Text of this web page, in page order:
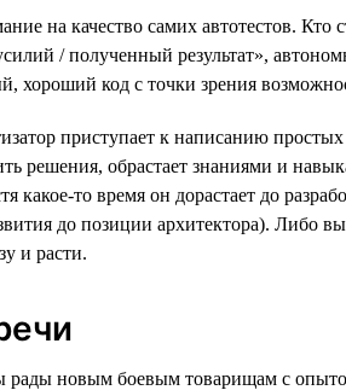
на качество самих автотестов.
/ полученный результат»,
хороший код с точки зрения
приступает к написанию простых
решения, обрастает знаниями и
какое-то время он дорастает до
до позиции архитектора). Либо
и расти.
новым боевым товарищам с